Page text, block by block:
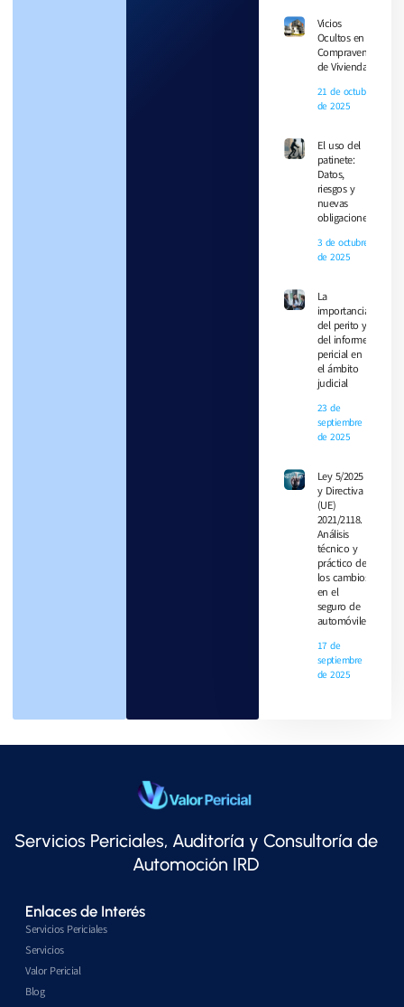
Vicios
Ocultos en la
Compraventa
de Vivienda
21 de octubre
de 2025
El uso del
patinete:
Datos,
riesgos y
nuevas
obligaciones
3 de octubre
de 2025
La
importancia
del perito y
del informe
pericial en
el ámbito
judicial
23 de
septiembre
de 2025
Ley 5/2025
y Directiva
(UE)
2021/2118.
Análisis
técnico y
práctico de
los cambios
en el
seguro de
automóviles
17 de
septiembre
de 2025
Servicios Periciales, Auditoría y Consultoría de
Automoción IRD
Enlaces de Interés
Servicios Periciales
Servicios
Valor Pericial
Blog